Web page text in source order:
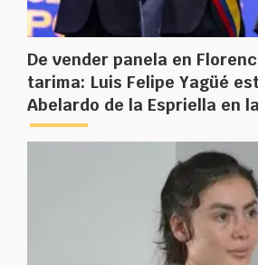
De vender panela en
tarima: Luis Felipe Yagüé
Abelardo de la Espriella en